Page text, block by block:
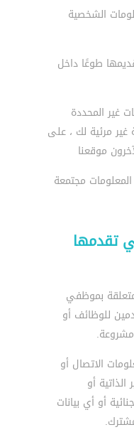
الشخصية
طوعًا داخل
غير المحددة
مرئية لك ، على
موقعنا
مجتمعة
تقدمها
بموظفي
للوظائف أو
مشروعة.
الاتصال أو
أو
أو أي بيانات